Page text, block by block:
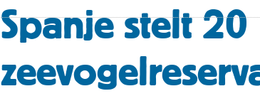
Spanje stelt 20